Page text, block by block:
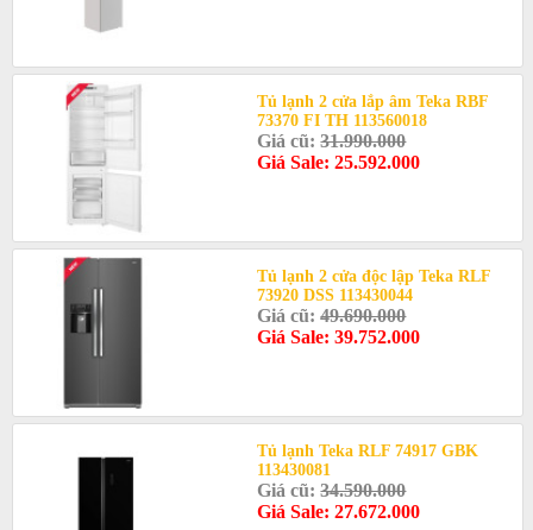
Tủ lạnh 2 cửa lắp âm Teka RBF
73370 FI TH 113560018
Giá cũ:31.990.000
Giá Sale: 25.592.000
Tủ lạnh 2 cửa độc lập Teka RLF
73920 DSS 113430044
Giá cũ:49.690.000
Giá Sale: 39.752.000
Tủ lạnh Teka RLF 74917 GBK
113430081
Giá cũ:34.590.000
Giá Sale: 27.672.000